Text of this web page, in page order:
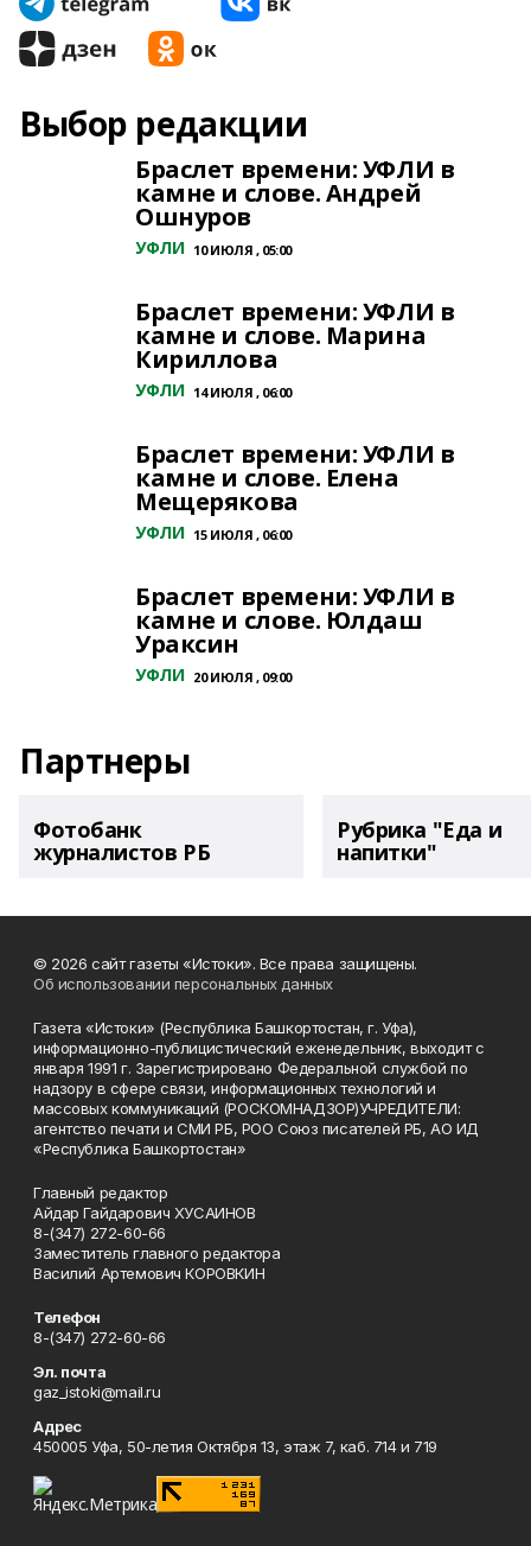
Выбор редакции
Браслет времени: УФЛИ в
камне и слове. Андрей
Ошнуров
УФЛИ 10 ИЮЛЯ , 05:00
Браслет времени: УФЛИ в
камне и слове. Марина
Кириллова
УФЛИ 14 ИЮЛЯ , 06:00
Браслет времени: УФЛИ в
камне и слове. Елена
Мещерякова
УФЛИ 15 ИЮЛЯ , 06:00
Браслет времени: УФЛИ в
камне и слове. Юлдаш
Ураксин
УФЛИ 20 ИЮЛЯ , 09:00
Партнеры
Фотобанк
журналистов РБ
Рубрика "Еда и
напитки"
© 2026 сайт газеты «Истоки». Все права защищены.
Об использовании персональных данных
Газета «Истоки» (Республика Башкортостан, г. Уфа),
информационно-публицистический еженедельник, выходит с
января 1991 г. Зарегистрировано Федеральной службой по
надзору в сфере связи, информационных технологий и
массовых коммуникаций (РОСКОМНАДЗОР)УЧРЕДИТЕЛИ:
агентство печати и СМИ РБ, РОО Союз писателей РБ, АО ИД
«Республика Башкортостан»
Главный редактор
Айдар Гайдарович ХУСАИНОВ
8-(347) 272-60-66
Заместитель главного редактора
Василий Артемович КОРОВКИН
Телефон
8-(347) 272-60-66
Эл. почта
gaz_istoki@mail.ru
Адрес
450005 Уфа, 50-летия Октября 13, этаж 7, каб. 714 и 719